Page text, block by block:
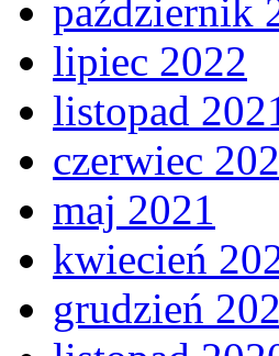
październik
lipiec 2022
listopad
czerwiec
maj 2021
kwiecień
grudzień